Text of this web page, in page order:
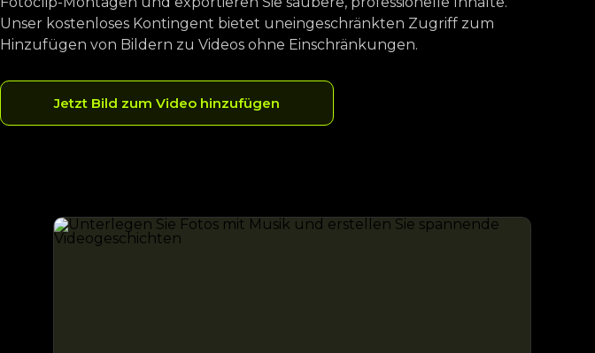
Unser kostenloses Kontingent bietet uneingeschränkten Zugriff zum
Hinzufügen von Bildern zu Videos ohne Einschränkungen.
Jetzt Bild zum Video hinzufügen